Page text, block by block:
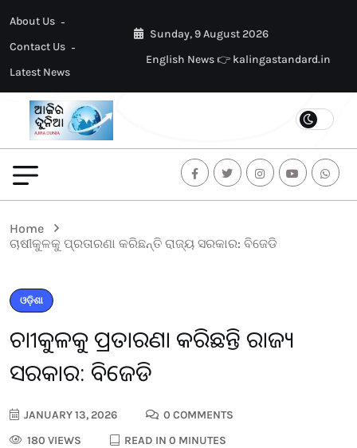
About Us
Contact Us
Latest News
Sunday, 9 August 2026
English News 👉 kalingastandard.in
Home
ଚାଷୀକୁଳକୁ ପ୍ରତାରଣା କରିଛନ୍ତି ରାଜ୍ୟ ସରକାର: ବିଜେଡି
ଓଡ଼ିଶା
ଚାଷୀକୁଳକୁ ପ୍ରତାରଣା କରିଛନ୍ତି ରାଜ୍ୟ
ସରକାର: ବିଜେଡି
JANUARY 13, 2026
0 COMMENTS
180 VIEWS
READ IN 0 MINUTES